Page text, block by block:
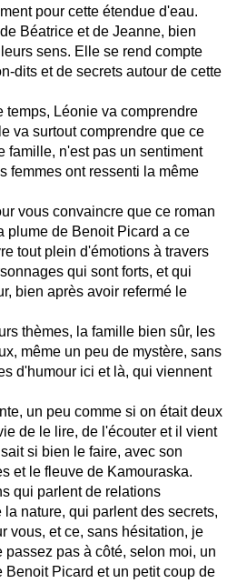
pour cette étendue d'eau.
Béatrice et de Jeanne, bien
sens. Elle se rend compte
dits et de secrets autour de cette
temps, Léonie va comprendre
va surtout comprendre que ce
famille, n'est pas un sentiment
femmes ont ressenti la même
vous convaincre que ce roman
plume de Benoit Picard a ce
tout plein d'émotions à travers
qui sont forts, et qui
bien après avoir refermé le
thèmes, la famille bien sûr, les
même un peu de mystère, sans
d'humour ici et là, qui viennent
un peu comme si on était deux
de le lire, de l'écouter et il vient
si bien le faire, avec son
et le fleuve de Kamouraska.
qui parlent de relations
nature, qui parlent des secrets,
vous, et ce, sans hésitation, je
pas à côté, selon moi, un
Benoit Picard et un petit coup de